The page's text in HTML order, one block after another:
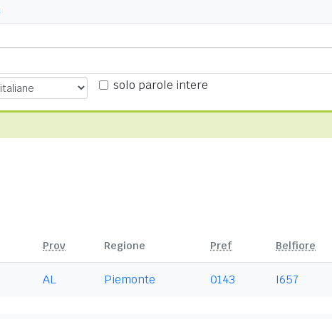
solo parole intere
Prov Regione Pref Belfiore
AL Piemonte 0143 I657